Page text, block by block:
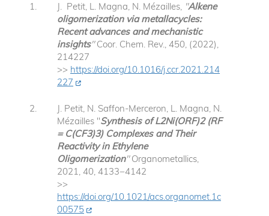
J. Petit, L. Magna, N. Mézailles, "Alkene
oligomerization via metallacycles:
Recent advances and mechanistic
insights"Coor. Chem. Rev., 450, (2022),
214227
>> https://doi.org/10.1016/j.ccr.2021.214
227
J. Petit, N. Saffon-Merceron, L. Magna, N.
Mézailles "Synthesis of L2Ni(ORF)2 (RF
= C(CF3)3) Complexes and Their
Reactivity in Ethylene
Oligomerization"Organometallics,
2021, 40, 4133−4142
>>
https://doi.org/10.1021/acs.organomet.1c
00575